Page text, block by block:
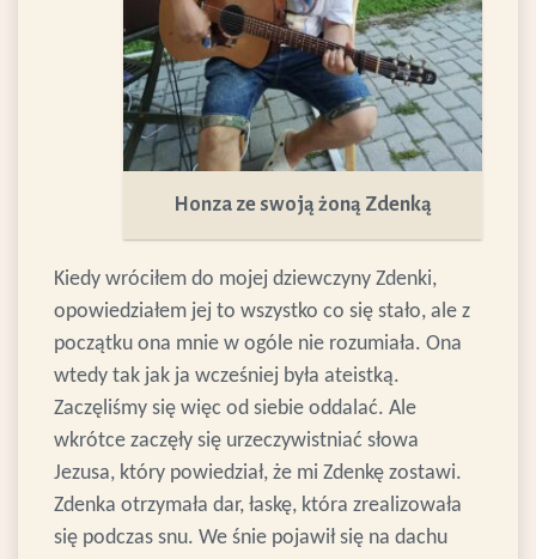
Honza ze swoją żoną Zdenką
Kiedy wróciłem do mojej dziewczyny Zdenki,
opowiedziałem jej to wszystko co się stało, ale z
początku ona mnie w ogóle nie rozumiała. Ona
wtedy tak jak ja wcześniej była ateistką.
Zaczęliśmy się więc od siebie oddalać. Ale
wkrótce zaczęły się urzeczywistniać słowa
Jezusa, który powiedział, że mi Zdenkę zostawi.
Zdenka otrzymała dar, łaskę, która zrealizowała
się podczas snu. We śnie pojawił się na dachu